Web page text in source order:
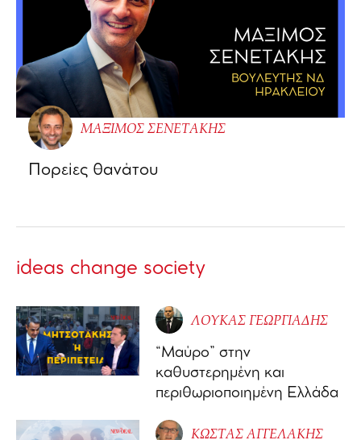
ΜΑΞΙΜΟΣ ΣΕΝΕΤΑΚΗΣ
Πορείες θανάτου
ideas change society
ΛΟΥΚΑΣ ΓΕΩΡΓΙΑΔΗΣ
“Μαύρο” στην
καθυστερημένη και
περιθωριοποιημένη Ελλάδα
ΚΩΣΤΑΣ ΑΓΓΕΛΑΚΗΣ